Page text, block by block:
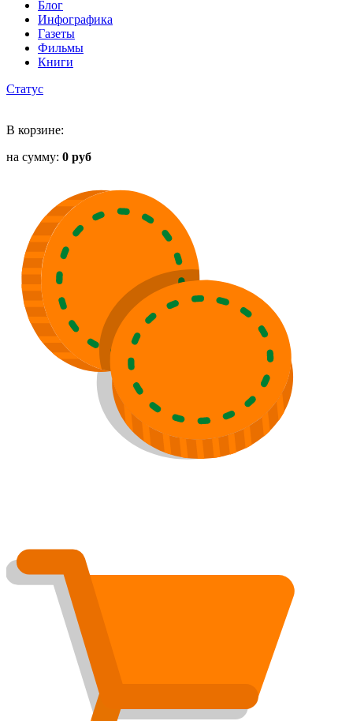
Блог
Инфографика
Газеты
Фильмы
Книги
Статус
В корзине:
на сумму: 0 руб